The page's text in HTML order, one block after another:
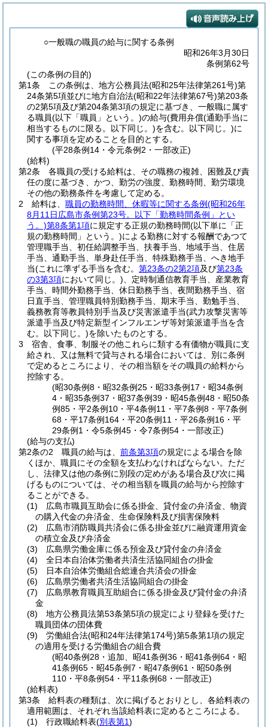
○一般職の職員の給与に関する条例
昭和26年3月30日
条例第62号
(この条例の目的)
第1条
この条例は、地方公務員法(昭和25年法律第261号)第
24条第5項並びに地方自治法(昭和22年法律第67号)第203条
の2第5項及び第204条第3項の規定に基づき、一般職に属す
る職員(以下「職員」という。)の給与(費用弁償(通勤手当に
相当するものに限る。以下同じ。)を含む。以下同じ。)に
関する事項を定めることを目的とする。
(平28条例14・令元条例2・一部改正)
(給料)
第2条
各職員の受ける給料は、その職務の複雑、困難及び責
任の度に基づき、かつ、勤労の強度、勤務時間、勤労環境
その他の勤務条件を考慮して定める。
2
給料は、 職員の勤務時間、休暇等に関する条例(昭和26年
8月11日広島市条例第23号。以下「勤務時間条例」とい
う。)第8条第1項に規定する正規の勤務時間(以下単に「正
規の勤務時間」という。)による勤務に対する報酬であつて
管理職手当、初任給調整手当、扶養手当、地域手当、住居
手当、通勤手当、単身赴任手当、特殊勤務手当、へき地手
当(これに準ずる手当を含む。 第23条の2第2項及び第23条
の3第3項において同じ。) 、定時制通信教育手当、産業教育
手当、時間外勤務手当、休日勤務手当、夜間勤務手当、宿
日直手当、管理職員特別勤務手当、期末手当、勤勉手当、
義務教育等教員特別手当及び災害派遣手当(武力攻撃災害等
派遣手当及び特定新型インフルエンザ等対策派遣手当を含
む。以下同じ。)を除いたものとする。
3
宿舎、食事、制服その他これらに類する有価物が職員に支
給され、又は無料で貸与される場合においては、別に条例
で定めるところにより、その相当額をその職員の給料から
控除する。
(昭30条例8・昭32条例25・昭33条例17・昭34条例
4・昭35条例37・昭37条例39・昭45条例48・昭50条
例85・平2条例10・平4条例11・平7条例8・平7条例
68・平17条例164・平20条例11・平26条例16・平
29条例1・令5条例45・令7条例54・一部改正)
(給与の支払)
第2条の2
職員の給与は、 前条第3項の規定による場合を除
くほか、職員にその全額を支払わなければならない。 ただ
し、法律又は他の条例に別段の定めがある場合及び次に掲
げるものについては、その相当額を職員の給与から控除す
ることができる。
(1)
広島市職員互助会に係る掛金、貸付金の弁済金、物資
の購入代金の弁済金、生命保険料及び損害保険料
(2)
広島市消防職員共済会に係る掛金並びに融資運用資金
の積立金及び弁済金
(3)
広島県労働金庫に係る預金及び貸付金の弁済金
(4)
全日本自治体労働者共済生活協同組合の掛金
(5)
日本自治体労働組合総連合共済会の掛金
(6)
広島県労働者共済生活協同組合の掛金
(7)
広島県教育職員互助組合に係る掛金及び貸付金の弁済
金
(8)
地方公務員法第53条第5項の規定により登録を受けた
職員団体の団体費
(9)
労働組合法(昭和24年法律第174号)第5条第1項の規定
の適用を受ける労働組合の組合費
(昭40条例28・追加、昭41条例36・昭41条例64・昭
41条例65・昭45条例7・昭47条例61・昭50条例
110・平8条例54・平11条例68・一部改正)
(給料表)
第3条
給料表の種類は、次に掲げるとおりとし、各給料表の
適用範囲は、それぞれ当該給料表に定めるところによる。
(1)
行政職給料表(別表第1)